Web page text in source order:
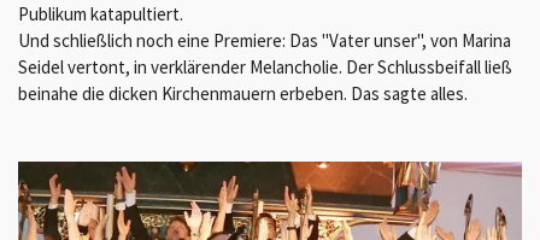
Publikum katapultiert.
Und schließlich noch eine Premiere: Das "Vater unser", von Marina
Seidel vertont, in verklärender Melancholie. Der Schlussbeifall ließ
beinahe die dicken Kirchenmauern erbeben. Das sagte alles.